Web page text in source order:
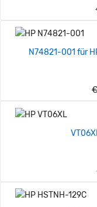
N74821-001 für